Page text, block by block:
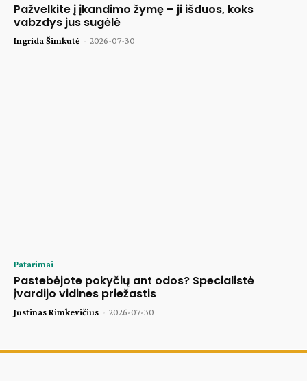
Pažvelkite į įkandimo žymę – ji išduos, koks
vabzdys jus sugėlė
Ingrida Šimkutė - 2026-07-30
Patarimai
Pastebėjote pokyčių ant odos? Specialistė
įvardijo vidines priežastis
Justinas Rimkevičius - 2026-07-30